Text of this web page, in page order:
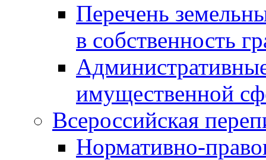
Перечень
в собственность
имущественной
Всероссийская
Нормативно-